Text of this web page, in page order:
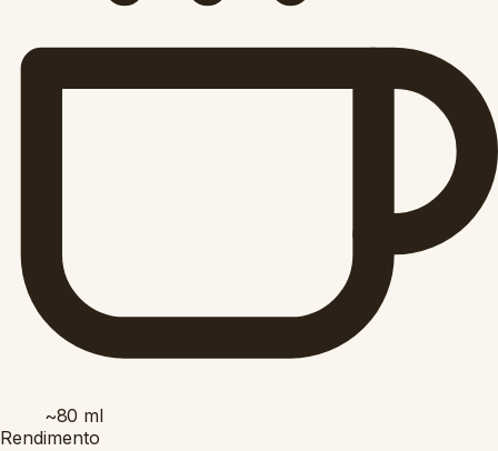
~80 ml
Rendimento